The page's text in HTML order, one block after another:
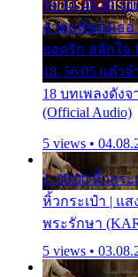
ใจ 14. 42:49 ไ
ธาตุแท้ของเธอ
ยอดรัก สลักใจ
18. 56:05 แต๋ว
18 บทเพลงดัง
(Official Audio)
5 views •
1. 00:00 หิ้วกระ
หิ้วกระเป๋า | แส
พระรักษา
5 views •